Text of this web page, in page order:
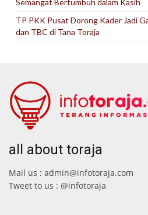
TP PKK Pusat Dorong Kader Jadi
dan TBC di Tana Toraja
all about toraja
Mail us : admin@infotoraja.com
Tweet to us : @infotoraja